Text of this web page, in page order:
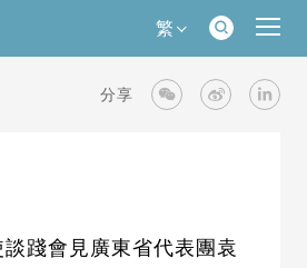
繁
分享
踐會見廣東省代表團袁